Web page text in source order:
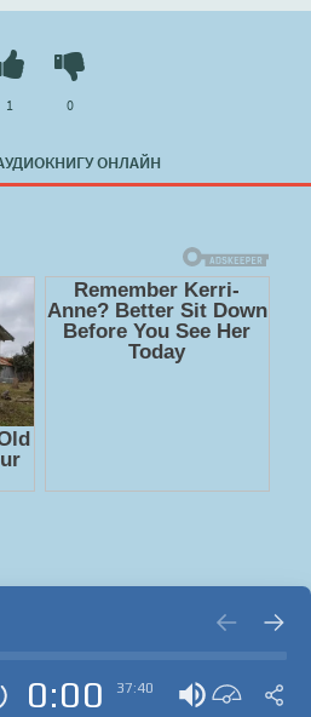
Арден.
"Принцесса Ардена -
booksaudio-online.com
ОНЛАЙН
1 0
0:00 37:40